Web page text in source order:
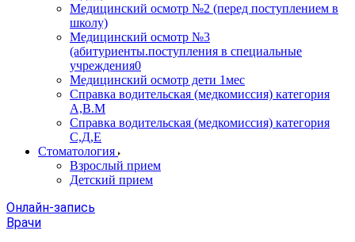
Медицинский осмотр №2 (перед поступлением в
школу)
Медицинский осмотр №3
(абитуриенты.поступления в специальные
учреждения0
Медицинский осмотр дети 1мес
Справка водительская (медкомиссия) категория
А,В.М
Справка водительская (медкомиссия) категория
С,Д,Е
Стоматология
Взрослый прием
Детский прием
Онлайн-запись
Врачи